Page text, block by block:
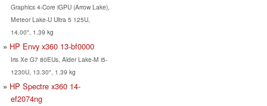
Graphics 4-Core iGPU (Arrow Lake),
Meteor Lake-U Ultra 5 125U,
14.00", 1.39 kg
HP Envy x360 13-bf0000
Iris Xe G7 80EUs, Alder Lake-M i5-
1230U, 13.30", 1.39 kg
HP Spectre x360 14-
ef2074ng